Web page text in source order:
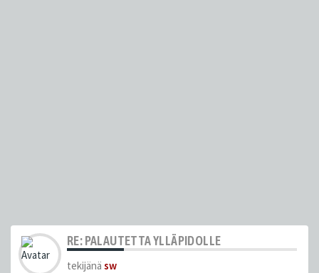
RE: PALAUTETTA YLLÄPIDOLLE
tekijänä sw